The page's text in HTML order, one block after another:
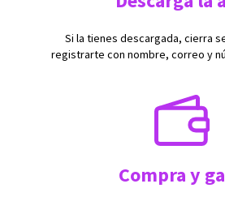
Si la tienes descargada, cierra
registrarte con nombre, correo y
Compra y